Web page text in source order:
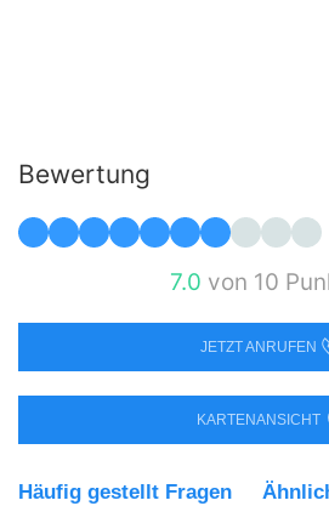
Bewertung
7.0 von 10
JETZT ANRUFEN
KARTENANSICHT
Häufig gestellt Fragen